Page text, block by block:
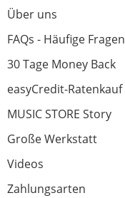
Über uns
FAQs - Häufige Fragen
30 Tage Money Back
easyCredit-Ratenkauf
MUSIC STORE Story
Große Werkstatt
Videos
Zahlungsarten